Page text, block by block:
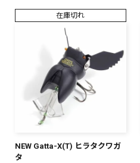
在庫切れ
NEW Gatta-X(T) ヒラタクワガ
タ